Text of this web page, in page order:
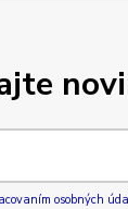
osobných